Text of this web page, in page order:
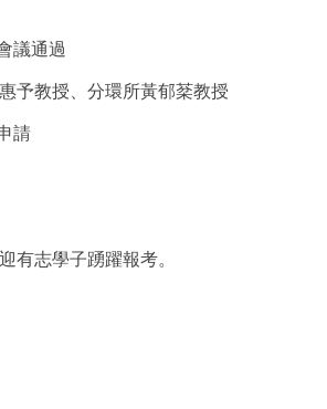
議通過
予教授、分環所黃郁棻教授
請
有志學子踴躍報考。